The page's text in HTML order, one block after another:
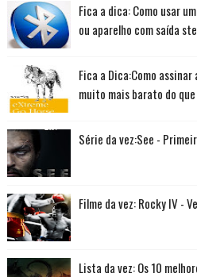
Fica a dica: Como usar
ou aparelho com saída
Fica a Dica:Como
muito mais barato do
Série da vez:See -
Filme da vez: Rocky IV -
Lista da vez: Os 10